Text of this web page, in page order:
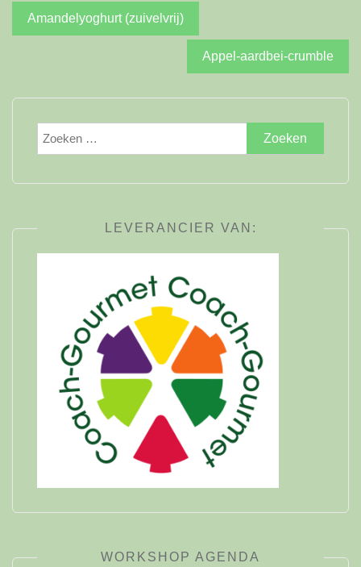
Bericht
navigatie
Amandelyoghurt (zuivelvrij)
Appel-aardbei-crumble
Zoeken
naar:
LEVERANCIER VAN:
WORKSHOP AGENDA